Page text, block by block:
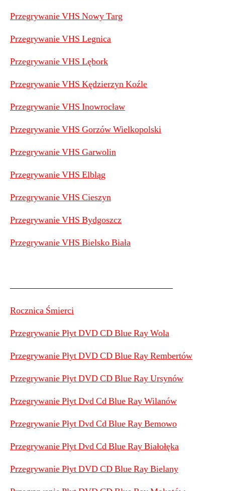
Przegrywanie VHS Nowy Targ
Przegrywanie VHS Legnica
Przegrywanie VHS Lębork
Przegrywanie VHS Kędzierzyn Koźle
Przegrywanie VHS Inowrocław
Przegrywanie VHS Gorzów Wielkopolski
Przegrywanie VHS Garwolin
Przegrywanie VHS Elbląg
Przegrywanie VHS Cieszyn
Przegrywanie VHS Bydgoszcz
Przegrywanie VHS Bielsko Biała
——————————————————
Rocznica Śmierci
Przegrywanie Płyt DVD CD Blue Ray Wola
Przegrywanie Płyt DVD CD Blue Ray Rembertów
Przegrywanie Płyt DVD CD Blue Ray Ursynów
Przegrywanie Płyt Dvd Cd Blue Ray Wilanów
Przegrywanie Płyt Dvd Cd Blue Ray Bemowo
Przegrywanie Płyt Dvd Cd Blue Ray Białołęka
Przegrywanie Płyt DVD CD Blue Ray Bielany